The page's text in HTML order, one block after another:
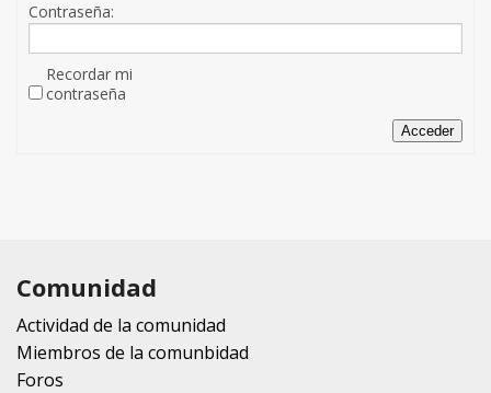
Contraseña:
Recordar mi
contraseña
Acceder
Comunidad
Actividad de la comunidad
Miembros de la comunbidad
Foros